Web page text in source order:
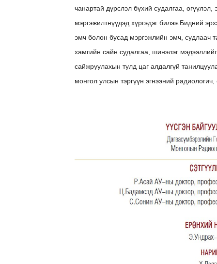
чанартай дүрслэл бүхий судалгаа,
мэргэжилтнүүдэд хүргэдэг билээ.Бидний
эмч болон бусад мэргэжлийн эмч, судлаач
хамгийн сайн судалгаа, шинэлэг
сайжруулахын тулд цаг алдалгүй
монгол улсын тэргүүн эгнээний